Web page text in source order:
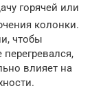
горячей или
колонки.
чтобы
влияет на